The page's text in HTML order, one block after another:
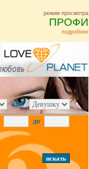
режим просмотра
ПРОФИ
подробнее
ищу
до